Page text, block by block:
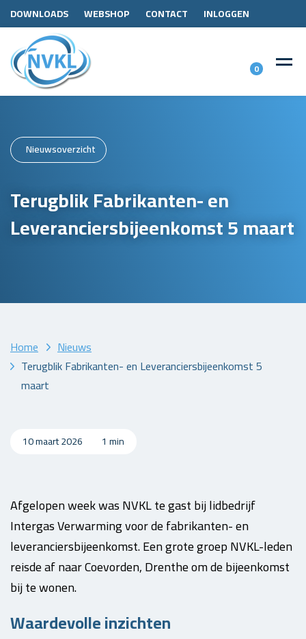
DOWNLOADS WEBSHOP CONTACT INLOGGEN
0
Nieuwsoverzicht
Terugblik Fabrikanten- en
Leveranciersbijeenkomst 5 maart
Home
Nieuws
Terugblik Fabrikanten- en Leveranciersbijeenkomst 5
maart
10 maart 2026 1 min
Afgelopen week was NVKL te gast bij lidbedrijf
Intergas Verwarming voor de fabrikanten- en
leveranciersbijeenkomst. Een grote groep NVKL-leden
reisde af naar Coevorden, Drenthe om de bijeenkomst
bij te wonen.
Waardevolle inzichten